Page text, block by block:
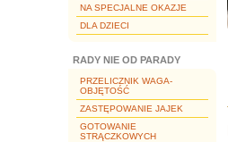
NA SPECJALNE OKAZJE
DLA DZIECI
RADY NIE OD PARADY
PRZELICZNIK WAGA-
OBJĘTOŚĆ
ZASTĘPOWANIE JAJEK
GOTOWANIE
STRĄCZKOWYCH